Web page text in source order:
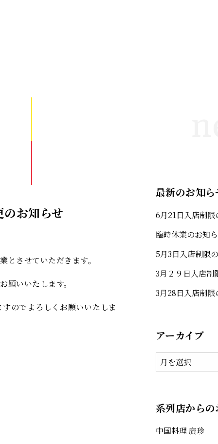
お知らせ
とさせていただきます。
願いいたします。
のでよろしくお願いいたしま
最新のお知ら
6月21日入店制限
臨時休業のお知
5月3日入店制限
3月２９日入店制
3月28日入店制限
アーカイブ
系列店から
中国料理 廣珍